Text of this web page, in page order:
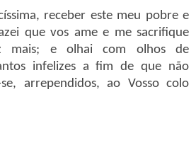
receber este meu pobre e
que vos ame e me sacrifique
mais; e olhai com olhos de
infelizes a fim de que não
arrependidos, ao Vosso colo